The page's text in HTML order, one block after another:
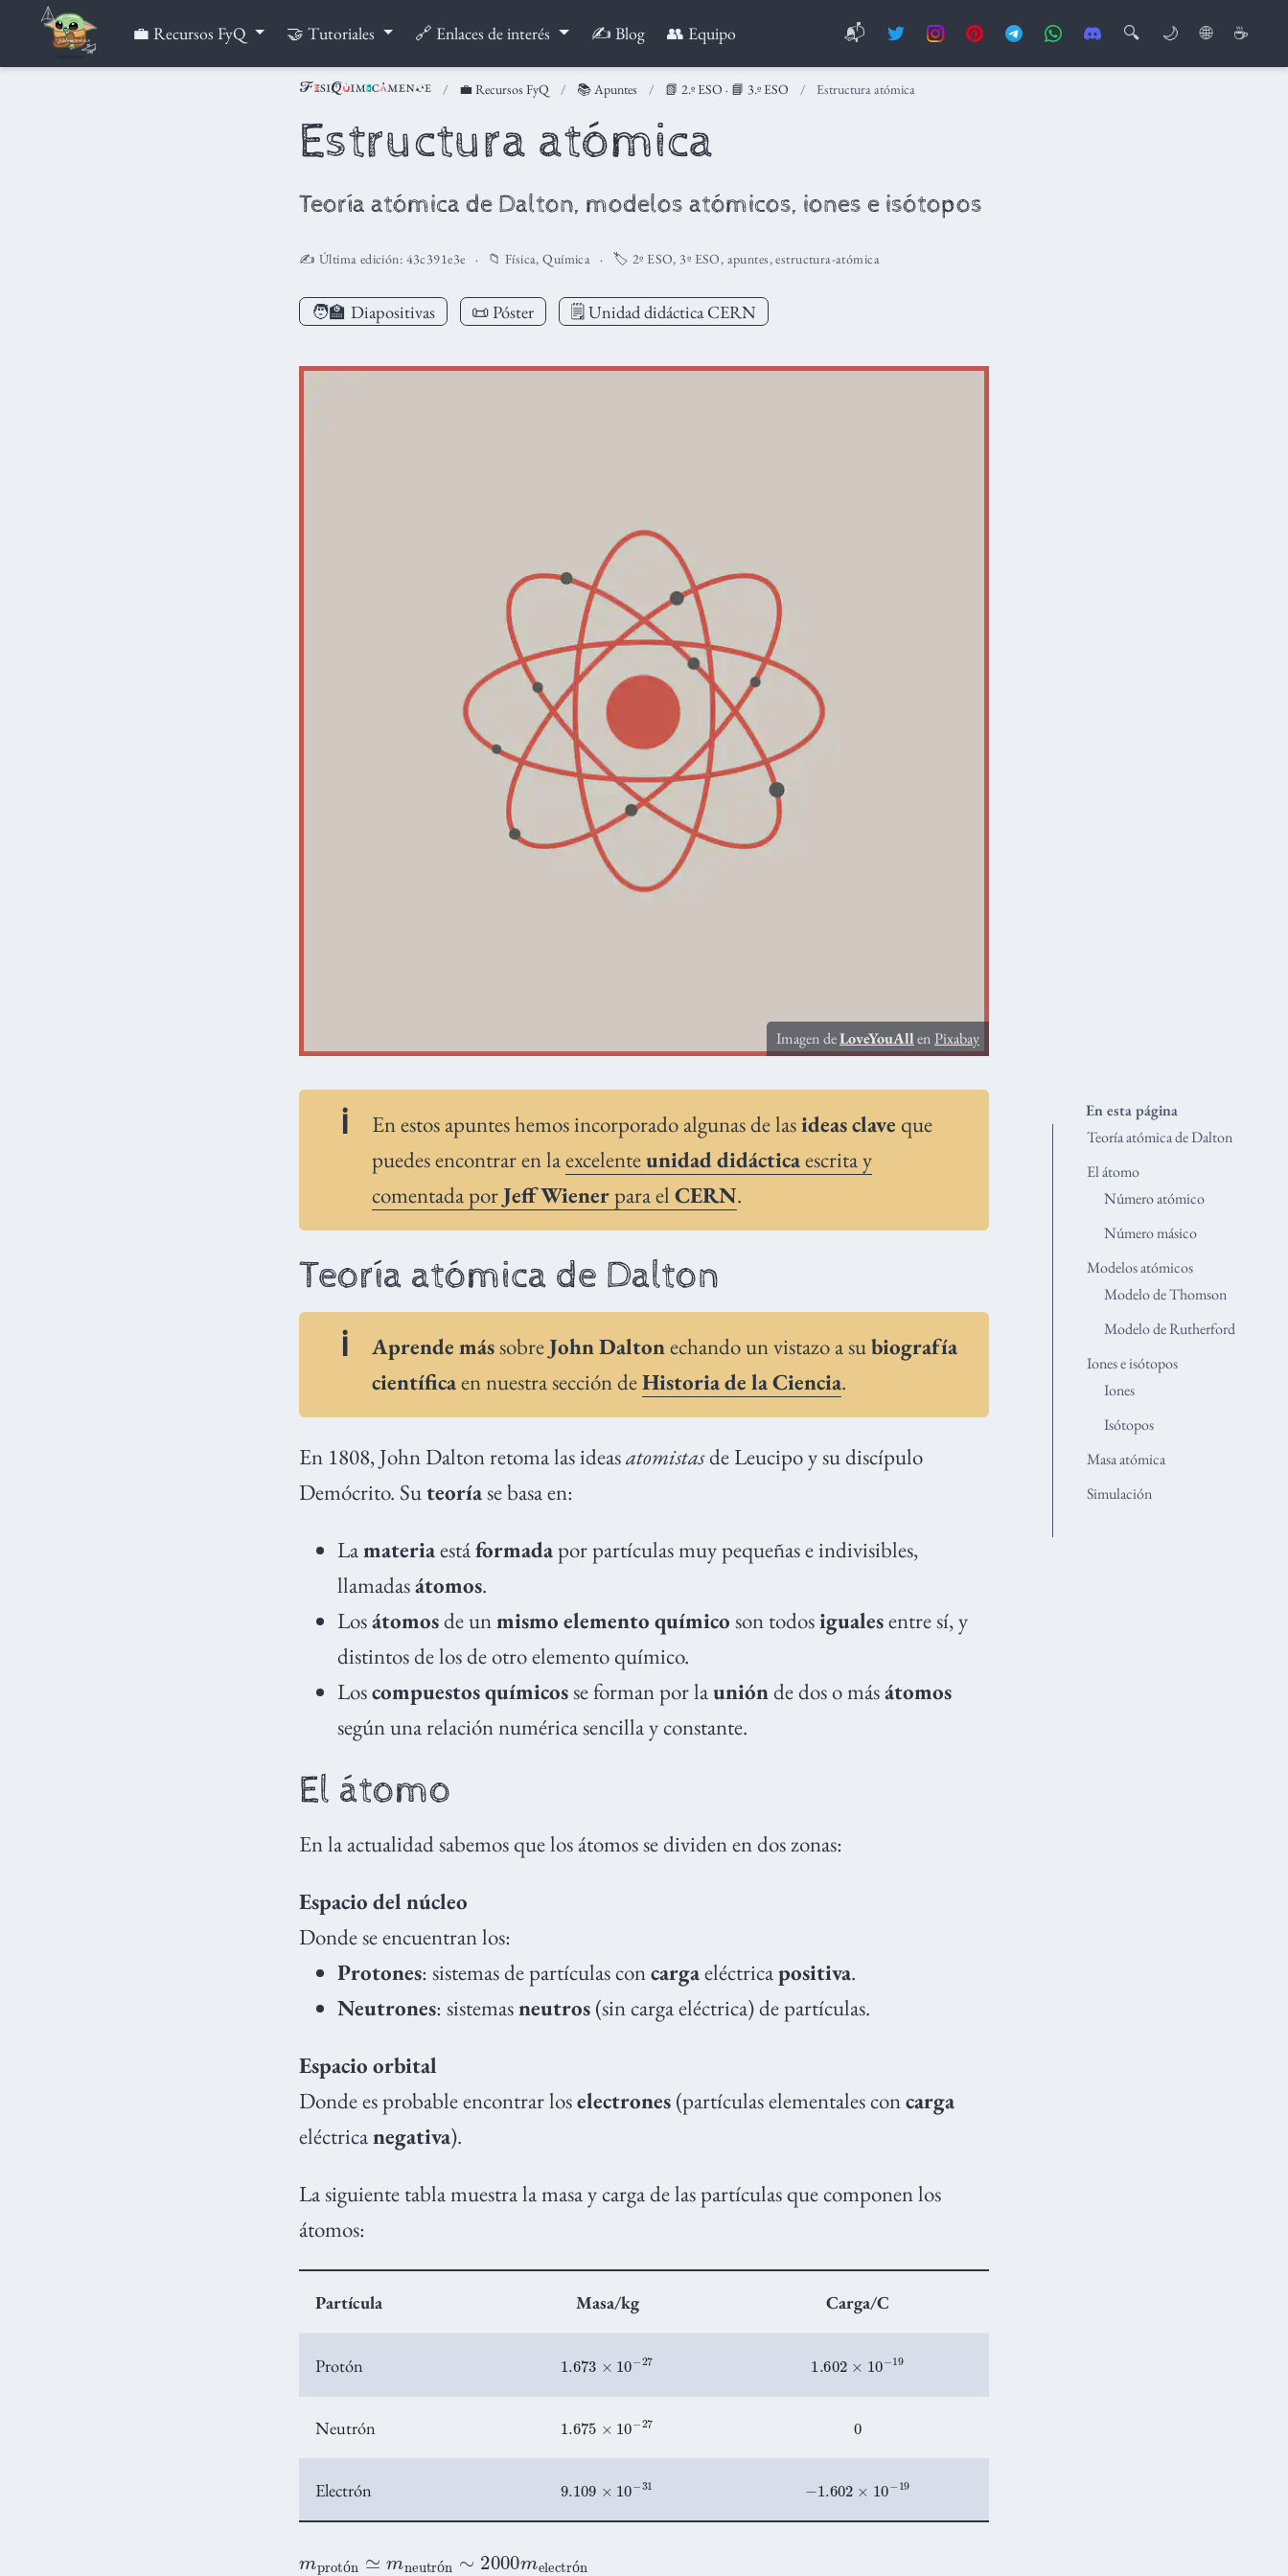
💼 Recursos FyQ 🤝 Tutoriales 🔗 Enlaces de interés ✍️ Blog 👥 Equipo 📬 🔍 🌙 🌐 ☕
💼 Recursos FyQ 📚 Apuntes 📗 2.º ESO · 📘 3.º ESO Estructura atómica
Estructura atómica
Teoría atómica de Dalton, modelos atómicos, iones e isótopos
✍️ Última edición: 43c391e3e 📁 Física,Química 🏷️ 2º ESO, 3º ESO, apuntes,estructura-atómica
🧑‍🏫 Diapositivas 📜 Póster 🗒️ Unidad didáctica CERN
Imagen deLoveYouAllenPixabay
En esta página
Teoría atómica de Dalton
El átomo
Número atómico
Número másico
Modelos atómicos
Modelo de Thomson
Modelo de Rutherford
Iones e isótopos
Iones
Isótopos
Masa atómica
Simulación
En estos apuntes hemos incorporado algunas de lasideas clave que
puedes encontrar en laexcelenteunidad didácticaescrita y
comentada por Jeff Wienerpara el CERN.
Teoría atómica de Dalton
Aprende mássobre John Daltonechando un vistazo a subiografía
científicaen nuestra sección deHistoria de la Ciencia.
En 1808, John Dalton retoma las ideasatomistasde Leucipo y su discípulo
Demócrito. Suteoríase basa en:
Lamateriaestáformadapor partículas muy pequeñas e indivisibles,
llamadasátomos.
Losátomosde unmismo elemento químico son todosigualesentre sí, y
distintos de los de otro elemento químico.
Loscompuestos químicosse forman por launiónde dos o másátomos
según una relación numérica sencilla y constante.
El átomo
En la actualidad sabemos que los átomos se dividen en dos zonas:
Espacio del núcleo
Donde se encuentran los:
Protones: sistemas de partículas concargaeléctricapositiva.
Neutrones: sistemasneutros (sin carga eléctrica) de partículas.
Espacio orbital
Donde es probable encontrar loselectrones (partículas elementales concarga
eléctricanegativa).
La siguiente tabla muestra la masa y carga de las partículas que componen los
átomos:
Partícula Masa/kg Carga/C
Protón 1.673 10−27 1.602 10−19
Neutrón 1.675× 10−27 0
Electrón 9.109 10−31 1.602× −19
ó ó ó
2000